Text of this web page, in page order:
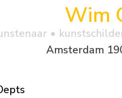
Wim
•
Amsterdam